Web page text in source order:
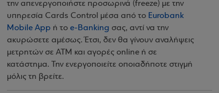
την απενεργοποιήστε προσωρινά (freeze) με την
υπηρεσία Cards Control μέσα από το Eurobank
Mobile App ή το e-Banking σας, αντί να την
ακυρώσετε αμέσως. Έτσι, δεν θα γίνουν αναλήψεις
μετρητών σε ΑΤΜ και αγορές online ή σε
κατάστημα. Την ενεργοποιείτε οποιαδήποτε στιγμή
μόλις τη βρείτε.